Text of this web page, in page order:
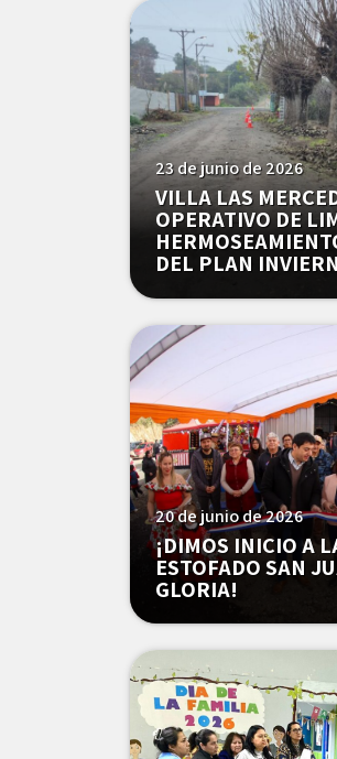
23 de junio de 2026
VILLA LAS
OPERATIVO DE
DEL PLAN
20 de junio de 2026
¡DIMOS INICIO A
ESTOFADO SAN
GLORIA!